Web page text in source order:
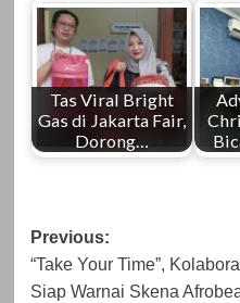
Tas Viral Bright
Gas di Jakarta Fair,
Dorong…
Post
navigation
Previous:
“Take Your Time”,
Siap Warnai Skena